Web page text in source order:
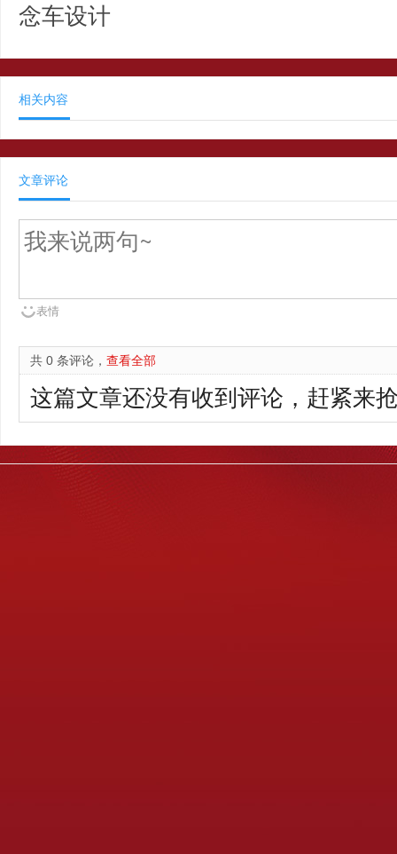
念车设计
相关内容
文章评论
表情
共 0 条评论， 查看全部
这篇文章还没有收到评论，赶紧来